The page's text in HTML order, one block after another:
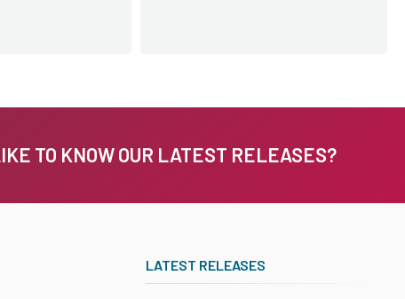
TO KNOW OUR LATEST RELEASES?
LATEST RELEASES